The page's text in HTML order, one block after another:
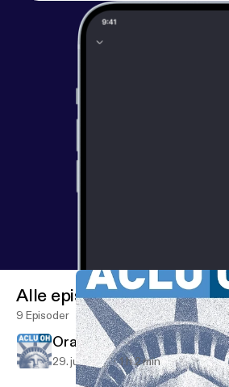
Alle episoder
9 Episoder
Oral History » Belle Likover
29. juli 2016 1 h 2 min